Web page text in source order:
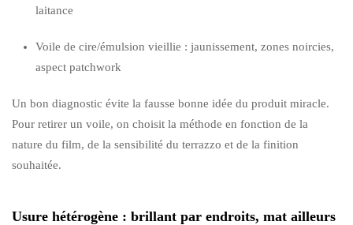
laitance
Voile de cire/émulsion vieillie : jaunissement, zones noircies,
aspect patchwork
Un bon diagnostic évite la fausse bonne idée du produit miracle.
Pour retirer un voile, on choisit la méthode en fonction de la
nature du film, de la sensibilité du terrazzo et de la finition
souhaitée.
Usure hétérogène : brillant par endroits, mat ailleurs